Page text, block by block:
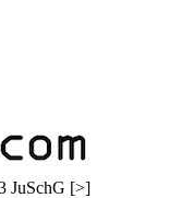
JuSchG [>]